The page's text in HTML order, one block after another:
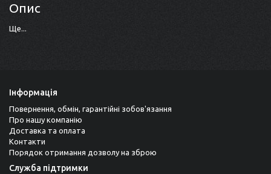
Опис
Ще...
Інформація
Повернення, обмін, гарантійні зобов'язання
Про нашу компанію
Доставка та оплата
Контакти
Порядок отримання дозволу на зброю
Служба підтримки